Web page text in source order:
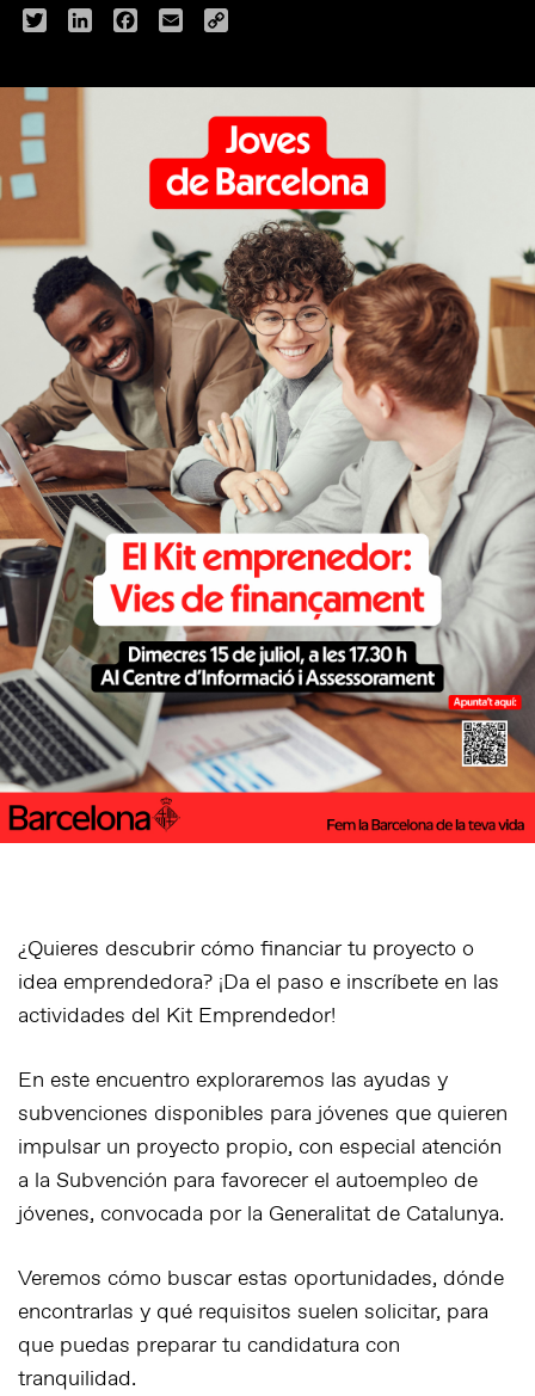
Twitter LinkedInFacebook
Email
¿Quieres descubrir cómo financiar tu proyecto o
idea emprendedora? ¡Da el paso e inscríbete en las
actividades del Kit Emprendedor!
En este encuentro exploraremos las ayudas y
subvenciones disponibles para jóvenes que quieren
impulsar un proyecto propio, con especial atención
a la Subvención para favorecer el autoempleo de
jóvenes, convocada por la Generalitat de Catalunya.
Veremos cómo buscar estas oportunidades, dónde
encontrarlas y qué requisitos suelen solicitar, para
que puedas preparar tu candidatura con
tranquilidad.